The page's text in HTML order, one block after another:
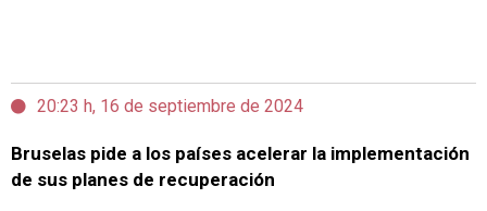
20:23 h, 16 de septiembre de 2024
Bruselas pide a los países acelerar la implementación
de sus planes de recuperación